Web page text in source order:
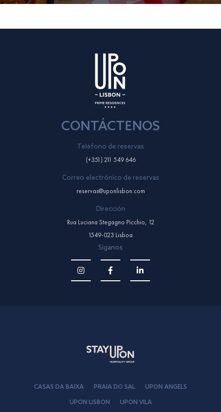
CONTÁCTENOS
Teléfono de reservas
(+351) 211 549 646
Correo electrónico de reservas
reservas@uponlisbon.com
Dirección
Rua Luciana Stegagno Picchio, 12
1549-023 Lisboa
Síganos
CASAS DA BAIXA PRAIA DO SAL UPON ANGELS
UPON LISBON UPON VILA